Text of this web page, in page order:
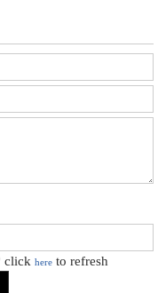
clickhere to refresh